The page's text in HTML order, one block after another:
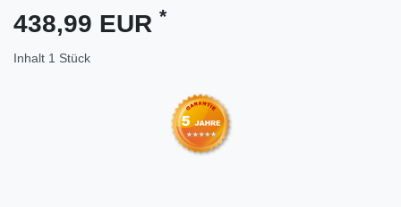
438,99 EUR *
Inhalt 1 Stück